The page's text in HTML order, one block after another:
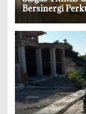
Bersinergi